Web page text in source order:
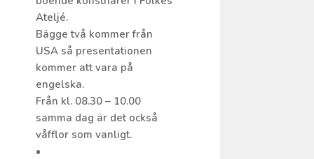
Ateljé.
Bägge två kommer från
USA så presentationen
kommer att vara på
engelska.
Från kl. 08.30 – 10.00
samma dag är det också
våfflor som vanligt.
•